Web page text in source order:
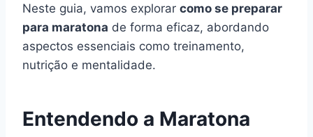
Neste guia, vamos explorar como se preparar
para maratona de forma eficaz, abordando
aspectos essenciais como treinamento,
nutrição e mentalidade.
Entendendo a Maratona